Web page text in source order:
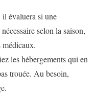
il évaluera si une
selon la saison,
médicaux.
les hébergements qui en
trouée. Au besoin,